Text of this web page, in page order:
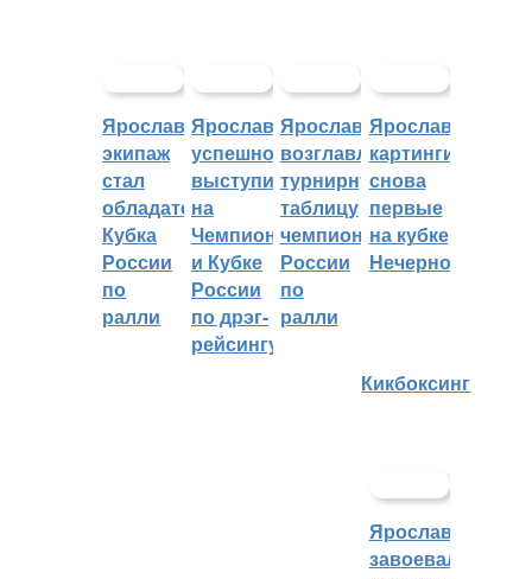
Ярославский
экипаж
стал
обладателем
Кубка
России
по
ралли
Ярославцы
успешно
выступили
на
Чемпионате
и Кубке
России
по дрэг-
рейсингу
Ярославцы
возглавляют
турнирную
таблицу
чемпионата
России
по
ралли
Ярославские
картингисты
снова
первые
на кубке
Нечерноземья
Кикбоксинг
Ярославцы
завоевали